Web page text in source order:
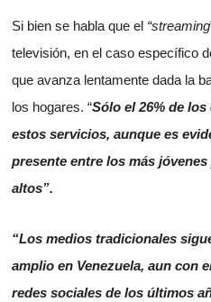
Si bien se habla que el “streaming
televisión, en el caso específico
que avanza lentamente dada la
los hogares. “Sólo el 26% de
estos servicios, aunque es
presente entre los más
altos”.
“Los medios tradicionales
amplio en Venezuela, aun con
redes sociales de los últimos